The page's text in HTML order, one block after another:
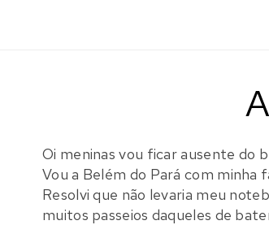
Oi meninas vou ficar ausente do
Vou a Belém do Pará com minha
Resolvi que não levaria meu
muitos passeios daqueles de